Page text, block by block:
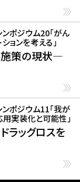
ンポジウム20「がん
ョンを考える」
施策の現状―
ンポジウム11「我が
実装化と可能性」
ラッグロスを